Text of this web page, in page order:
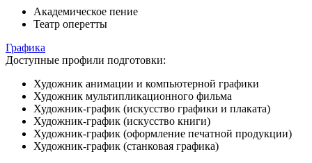
Академическое пение
Театр оперетты
Графика
Доступные профили подготовки:
Художник анимации и компьютерной графики
Художник мультипликационного фильма
Художник-график (искусство графики и плаката)
Художник-график (искусство книги)
Художник-график (оформление печатной продукции)
Художник-график (станковая графика)